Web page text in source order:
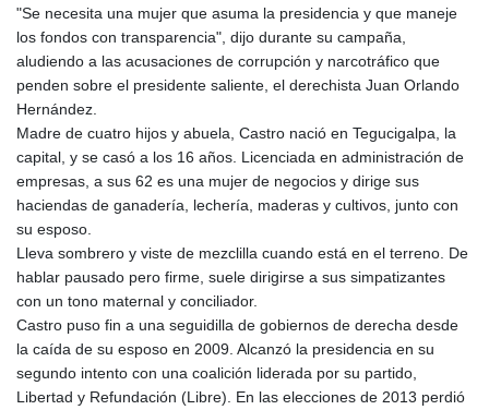
HTG 150.649793
HUF 364.625083
IDR 20648.821428
ILS 3.46629
INR 109.809273
IQD 1509.393123
IRR
1584474.640687
JEP 0.856077
JMD 182.637459
JOD 0.81708
JPY 182.544457
KES 149.083075
KGS 100.783234
KHR 4675.235131
"Se necesita una mujer que asuma la presidencia y que maneje
los fondos con transparencia", dijo durante su campaña,
aludiendo a las acusaciones de corrupción y narcotráfico que
penden sobre el presidente saliente, el derechista Juan Orlando
Hernández.
Madre de cuatro hijos y abuela, Castro nació en Tegucigalpa, la
capital, y se casó a los 16 años. Licenciada en administración de
empresas, a sus 62 es una mujer de negocios y dirige sus
haciendas de ganadería, lechería, maderas y cultivos, junto con
su esposo.
Lleva sombrero y viste de mezclilla cuando está en el terreno. De
hablar pausado pero firme, suele dirigirse a sus simpatizantes
con un tono maternal y conciliador.
Castro puso fin a una seguidilla de gobiernos de derecha desde
la caída de su esposo en 2009. Alcanzó la presidencia en su
segundo intento con una coalición liderada por su partido,
Libertad y Refundación (Libre). En las elecciones de 2013 perdió